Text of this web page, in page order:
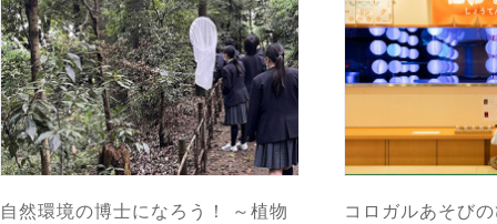
自然環境の博士になろう！ ～植物
コロガルあそび